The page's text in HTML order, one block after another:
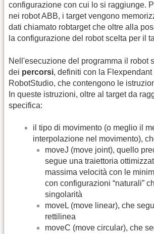
configurazione con cui lo si raggiunge.
nei robot ABB, i target vengono
dati chiamato robtarget che oltre alla
la configurazione del robot scelta per il
Nell'esecuzione del programma il robot
dei percorsi, definiti con la Flexpendant
RobotStudio, che contengono le
In queste istruzioni, oltre al target da
specifica:
il tipo di movimento (o meglio il
interpolazione nel movimento),
moveJ (move joint), quello
segue una traiettoria
massima velocità con le
con configurazioni “naturali”
singolarità
moveL (move linear), che
rettilinea
moveC (move circular), che